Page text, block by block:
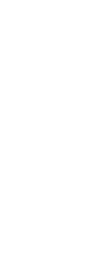
quân của Trung
cách tăng dần số
đe và đảm bảo
lực trực tiếp và ở